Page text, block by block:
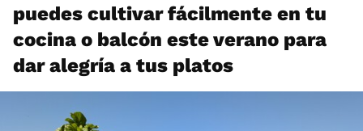
puedes cultivar fácilmente en tu
cocina o balcón este verano para
dar alegría a tus platos